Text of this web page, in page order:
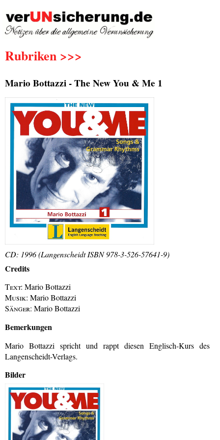
Rubriken >>>
Mario Bottazzi - The New You & Me 1
CD: 1996 (Langenscheidt ISBN 978-3-526-57641-9)
Credits
Text: Mario Bottazzi
Musik: Mario Bottazzi
Sänger: Mario Bottazzi
Bemerkungen
Mario Bottazzi spricht und rappt diesen Englisch-Kurs des
Langenscheidt-Verlags.
Bilder